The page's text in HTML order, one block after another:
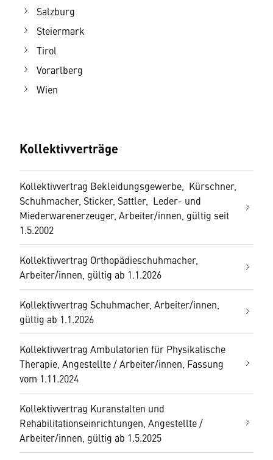
Salzburg
Steiermark
Tirol
Vorarlberg
Wien
Kollektivverträge
Kollektivvertrag Bekleidungsgewerbe, Kürschner,
Schuhmacher, Sticker, Sattler, Leder- und
Miederwarenerzeuger, Arbeiter/innen, gültig seit
1.5.2002
Kollektivvertrag Orthopädieschuhmacher,
Arbeiter/innen, gültig ab 1.1.2026
Kollektivvertrag Schuhmacher, Arbeiter/innen,
gültig ab 1.1.2026
Kollektivvertrag Ambulatorien für Physikalische
Therapie, Angestellte / Arbeiter/innen, Fassung
vom 1.11.2024
Kollektivvertrag Kuranstalten und
Rehabilitationseinrichtungen, Angestellte /
Arbeiter/innen, gültig ab 1.5.2025